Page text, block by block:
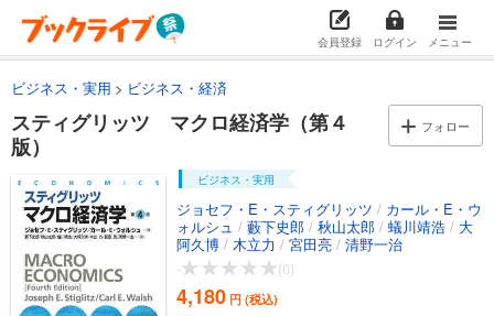
会員登録 ログイン メニュー
ビジネス・実用 ビジネス・経済
スティグリッツ マクロ経済学（第４
版）
フォロー
ビジネス・実用
ジョセフ・E・スティグリッツ / カール・E・ウ
ォルシュ / 藪下史郎 / 秋山太郎 / 蟻川靖浩 / 大
阿久博 / 木立力 / 宮田亮 / 清野一治
-
(0)
4,180 円 (税込)